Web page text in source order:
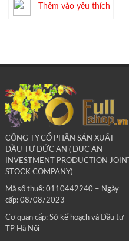
Thêm vào yêu thích
CÔNG TY CỔ PHẦN SẢN XUẤT
ĐẦU TƯ ĐỨC AN ( DUC AN
INVESTMENT PRODUCTION JOINT
STOCK COMPANY)
Mã số thuế: 0110442240 – Ngày
cấp: 08/08/2023
Cơ quan cấp: Sở kế hoạch và Đầu tư
TP Hà Nội